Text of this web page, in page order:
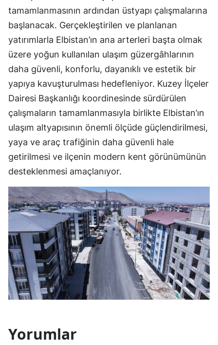
tamamlanmasının ardından üstyapı çalışmalarına
başlanacak. Gerçekleştirilen ve planlanan
yatırımlarla Elbistan’ın ana arterleri başta olmak
üzere yoğun kullanılan ulaşım güzergâhlarının
daha güvenli, konforlu, dayanıklı ve estetik bir
yapıya kavuşturulması hedefleniyor. Kuzey İlçeler
Dairesi Başkanlığı koordinesinde sürdürülen
çalışmaların tamamlanmasıyla birlikte Elbistan’ın
ulaşım altyapısının önemli ölçüde güçlendirilmesi,
yaya ve araç trafiğinin daha güvenli hale
getirilmesi ve ilçenin modern kent görünümünün
desteklenmesi amaçlanıyor.
Yorumlar